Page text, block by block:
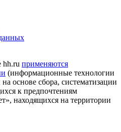
hh.ru применяются
(информационные технологии
основе сбора, систематизации
к предпочтениям
находящихся на территории